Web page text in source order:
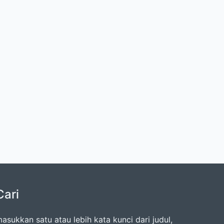
satu atau lebih kata kunci dari judul,